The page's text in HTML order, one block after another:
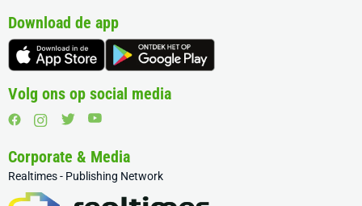
Download de app
Volg ons op social media
Corporate & Media
Realtimes - Publishing Network